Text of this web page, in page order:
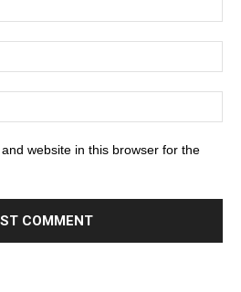
website in this browser for the